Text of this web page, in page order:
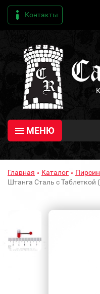
Контакты
МЕНЮ
Главная Каталог
Штанга Сталь с Таблеткой